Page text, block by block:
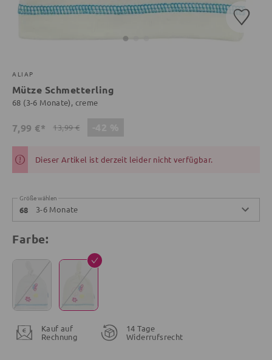
ALIAP
Mütze Schmetterling
68 (3-6 Monate), creme
7,99 €* 13,99 €
Dieser Artikel ist derzeit leider nicht verfügbar.
Größe wählen
68 3-6 Monate
Farbe:
Kauf auf
Rechnung
14 Tage
Widerrufsrecht